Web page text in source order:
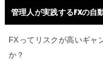
管理人が実践するFXの自
FXってリスクが高いギャ
か？